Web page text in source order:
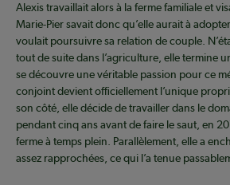
Alexis travaillait alors à la ferme familiale et
Marie-Pier savait donc qu’elle aurait à
voulait poursuivre sa relation de couple.
tout de suite dans l’agriculture, elle termine
se découvre une véritable passion pour ce
conjoint devient officiellement l’unique
son côté, elle décide de travailler dans le
pendant cinq ans avant de faire le saut, en
ferme à temps plein. Parallèlement, elle a
assez rapprochées, ce qui l’a tenue